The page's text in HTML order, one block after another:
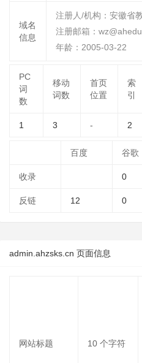
域名
信息
注册人/机构：安徽省
注册邮箱：
年龄：2005-03-22
PC
词
数
移动
词数
首页
位置
索
引
1 3 - 2
百度 谷歌
收录 0
反链 12 0
admin.ahzsks.cn 页面信息
网站标题 10 个字符